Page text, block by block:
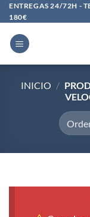
Saltar
al
contenido
ENTREGAS 24/72H -
180€
INICIO /